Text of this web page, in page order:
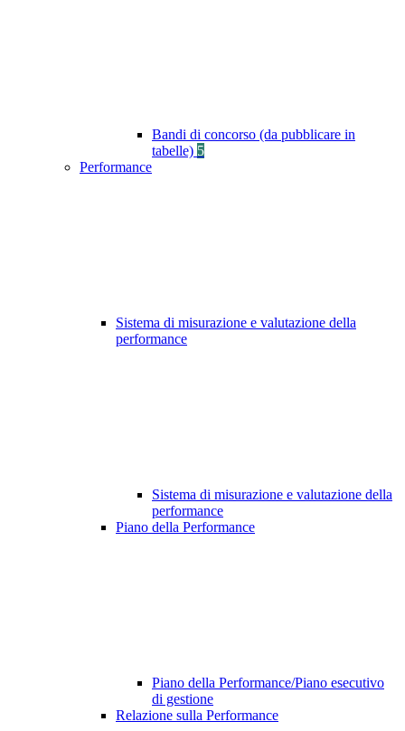
Bandi di concorso (da pubblicare in
tabelle) 5
Performance
Sistema di misurazione e valutazione della
performance
Sistema di misurazione e valutazione della
performance
Piano della Performance
Piano della Performance/Piano esecutivo
di gestione
Relazione sulla Performance